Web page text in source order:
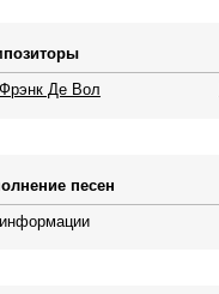
Фрэнк Де Вол
песен